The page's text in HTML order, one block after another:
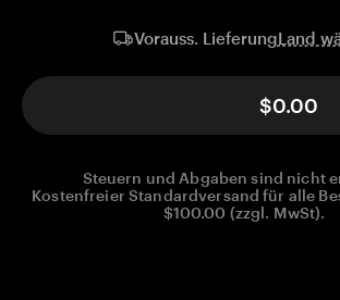
Vorauss. LieferungLand
$0.00
Steuern und Abgaben sind nicht
Kostenfreier Standardversand für alle
$100.00 (zzgl. MwSt).